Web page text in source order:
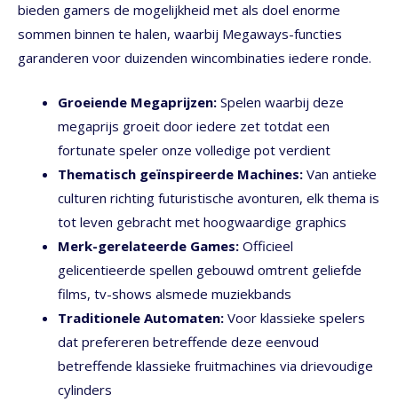
bieden gamers de mogelijkheid met als doel enorme
sommen binnen te halen, waarbij Megaways-functies
garanderen voor duizenden wincombinaties iedere ronde.
Groeiende Megaprijzen: Spelen waarbij deze
megaprijs groeit door iedere zet totdat een
fortunate speler onze volledige pot verdient
Thematisch geïnspireerde Machines: Van antieke
culturen richting futuristische avonturen, elk thema is
tot leven gebracht met hoogwaardige graphics
Merk-gerelateerde Games: Officieel
gelicentieerde spellen gebouwd omtrent geliefde
films, tv-shows alsmede muziekbands
Traditionele Automaten: Voor klassieke spelers
dat prefereren betreffende deze eenvoud
betreffende klassieke fruitmachines via drievoudige
cylinders